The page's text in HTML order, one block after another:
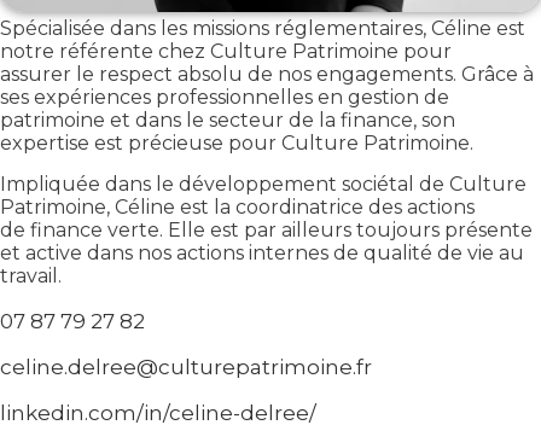
Spécialisée dans les missions réglementaires, Céline est
notre référente chez Culture Patrimoine pour
assurer le respect absolu de nos engagements. Grâce à
ses expériences professionnelles en gestion de
patrimoine et dans le secteur de la finance, son
expertise est précieuse pour Culture Patrimoine.
Impliquée dans le développement sociétal de Culture
Patrimoine, Céline est la coordinatrice des actions
de finance verte. Elle est par ailleurs toujours présente
et active dans nos actions internes de qualité de vie au
travail.
07 87 79 27 82
celine.delree@culturepatrimoine.fr
linkedin.com/in/celine-delree/